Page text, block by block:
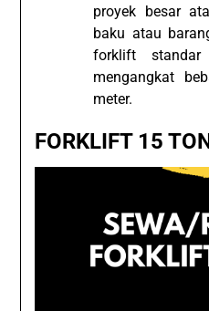
proyek besar
baku atau
forklift
mengangkat
meter.
FORKLIFT 15